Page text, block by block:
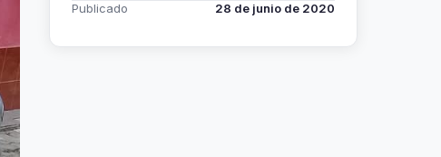
Publicado
28 de junio de 2020